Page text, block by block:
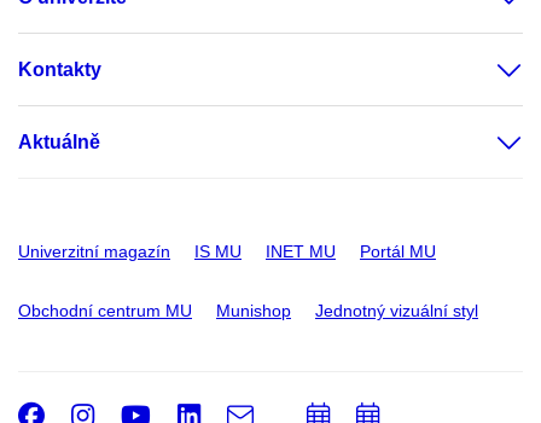
Kontakty
Aktuálně
Univerzitní magazín IS MU INET MU Portál MU
Obchodní centrum MU Munishop Jednotný vizuální styl
Facebook
Instagram
Youtube
LinkedIn
e- PřidatPřidat